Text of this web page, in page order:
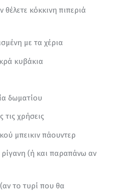
κόκκινη πιπεριά
με τα χέρια
κυβάκια
δωματίου
τις χρήσεις
μπεικιν πάουντερ
(ή και παραπάνω αν
το τυρί που θα